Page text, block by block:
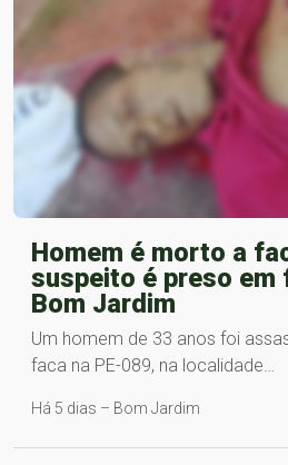
Homem é morto a
suspeito é preso em
Bom Jardim
Um homem de 33 anos foi
faca na PE-089, na localidade…
Há 5 dias – Bom Jardim